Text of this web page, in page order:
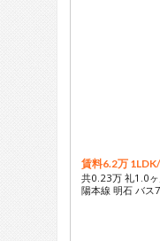
賃料6.2万 1LDK/
共0.23万 礼1.0
陽本線 明石 バス